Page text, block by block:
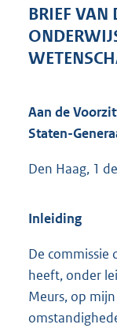
BRIEF VAN
Aan de
Staten-
Den Haag, 1
Inleiding
De commissie
heeft, onder
Meurs, op